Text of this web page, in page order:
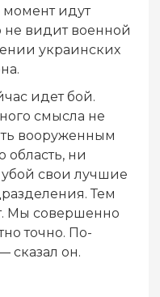
момент идут
не видит военной
украинских
идет бой.
смысла не
вооруженным
ни
убой свои лучшие
Тем
Мы совершенно
точно. По-
сказал он.